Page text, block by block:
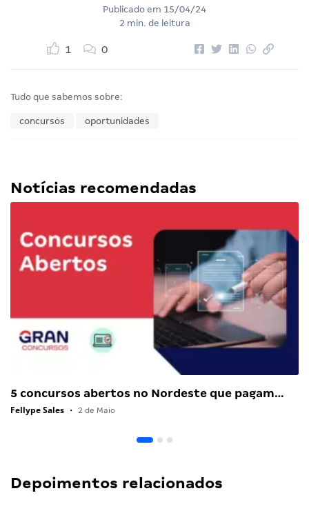
Publicado em 15/04/24
2 min. de leitura
1 0
Tudo que sabemos sobre:
concursos oportunidades
Notícias recomendadas
5 concursos abertos no Nordeste que pagam…
Fellype Sales • 2 de Maio
Depoimentos relacionados